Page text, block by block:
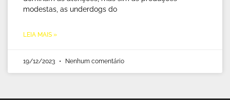
modestas, as underdogs do
LEIA MAIS »
19/12/2023 Nenhum comentário